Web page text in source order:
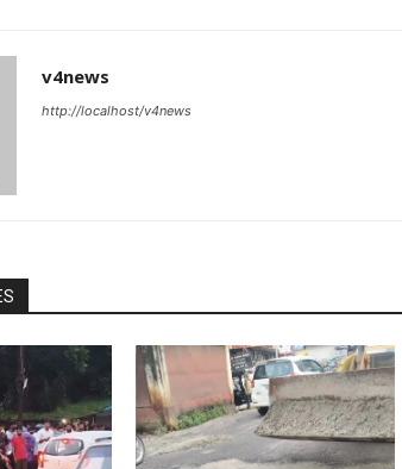
v4news
http://localhost/v4news